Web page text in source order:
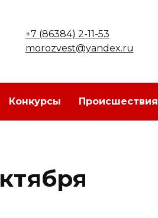
+7 (86384) 2-11-53
morozvest@yandex.ru
Конкурсы Происшествия